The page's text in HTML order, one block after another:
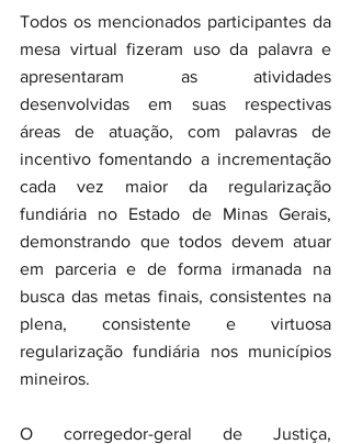
Todos os mencionados participantes da
mesa virtual fizeram uso da palavra e
apresentaram as atividades
desenvolvidas em suas respectivas
áreas de atuação, com palavras de
incentivo fomentando a incrementação
cada vez maior da regularização
fundiária no Estado de Minas Gerais,
demonstrando que todos devem atuar
em parceria e de forma irmanada na
busca das metas finais, consistentes na
plena, consistente e virtuosa
regularização fundiária nos municípios
mineiros.
O corregedor-geral de Justiça,